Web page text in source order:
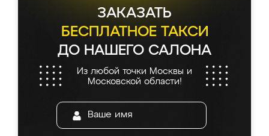
ЗАКАЗАТЬ
БЕСПЛАТНОЕ ТАКСИ
ДО НАШЕГО САЛОНА
Из любой точки Москвы и
Московской области!